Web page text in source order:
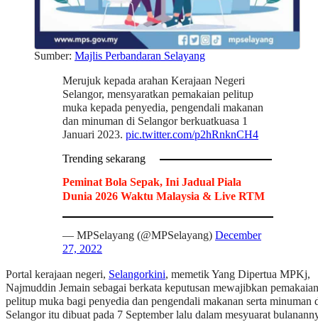
Sumber: Majlis Perbandaran Selayang
Merujuk kepada arahan Kerajaan Negeri
Selangor, mensyaratkan pemakaian pelitup
muka kepada penyedia, pengendali makanan
dan minuman di Selangor berkuatkuasa 1
Januari 2023. pic.twitter.com/p2hRnknCH4
Trending sekarang
Peminat Bola Sepak, Ini Jadual Piala
Dunia 2026 Waktu Malaysia & Live RTM
— MPSelayang (@MPSelayang) December
27, 2022
Portal kerajaan negeri, Selangorkini, memetik Yang Dipertua MPKj,
Najmuddin Jemain sebagai berkata keputusan mewajibkan pemakaian
pelitup muka bagi penyedia dan pengendali makanan serta minuman
Selangor itu dibuat pada 7 September lalu dalam mesyuarat